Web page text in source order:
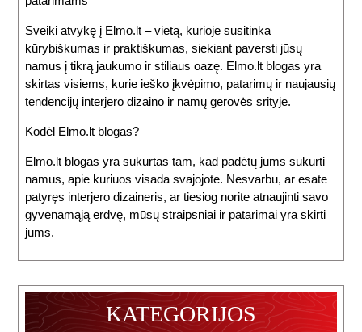
Sveiki atvykę į Elmo.lt – vietą, kurioje susitinka
kūrybiškumas ir praktiškumas, siekiant paversti jūsų
namus į tikrą jaukumo ir stiliaus oazę. Elmo.lt blogas yra
skirtas visiems, kurie ieško įkvėpimo, patarimų ir naujausių
tendencijų interjero dizaino ir namų gerovės srityje.
Kodėl Elmo.lt blogas?
Elmo.lt blogas yra sukurtas tam, kad padėtų jums sukurti
namus, apie kuriuos visada svajojote. Nesvarbu, ar esate
patyręs interjero dizaineris, ar tiesiog norite atnaujinti savo
gyvenamąją erdvę, mūsų straipsniai ir patarimai yra skirti
jums.
KATEGORIJOS